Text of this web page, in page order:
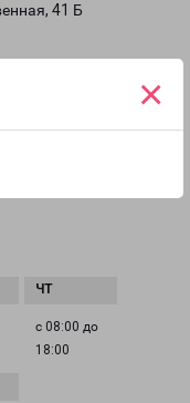
×
41 Б
с 08:00 до
18:00